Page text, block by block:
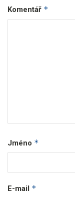
Komentář *
Jméno *
E-mail *